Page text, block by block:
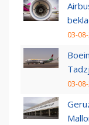
03-
03-